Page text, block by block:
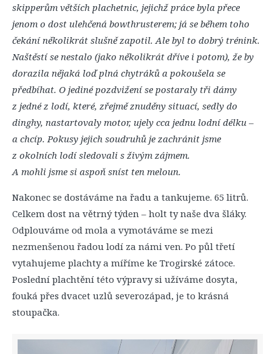
skipperům větších plachetnic, jejichž práce byla přece
jenom o dost ulehčená bowthrusterem; já se během toho
čekání několikrát slušně zapotil. Ale byl to dobrý trénink.
Naštěstí se nestalo (jako několikrát dříve i potom), že by
dorazila nějaká loď plná chytráků a pokoušela se
předbíhat. O jediné pozdvižení se postaraly tři dámy
z jedné z lodí, které, zřejmě znuděny situací, sedly do
dinghy, nastartovaly motor, ujely cca jednu lodní délku –
a chcíp. Pokusy jejich soudruhů je zachránit jsme
z okolních lodí sledovali s živým zájmem.
A mohli jsme si aspoň sníst ten meloun.
Nakonec se dostáváme na řadu a tankujeme. 65 litrů.
Celkem dost na větrný týden – holt ty naše dva šláky.
Odplouváme od mola a vymotáváme se mezi
nezmenšenou řadou lodí za námi ven. Po půl třetí
vytahujeme plachty a míříme ke Trogirské zátoce.
Poslední plachtění této výpravy si užíváme dosyta,
fouká přes dvacet uzlů severozápad, je to krásná
stoupačka.